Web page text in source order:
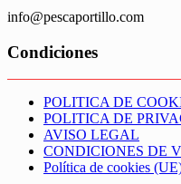
info@pescaportillo.com
Condiciones
POLITICA DE
POLITICA DE
AVISO LEGAL
CONDICIONES DE
Política de cookies